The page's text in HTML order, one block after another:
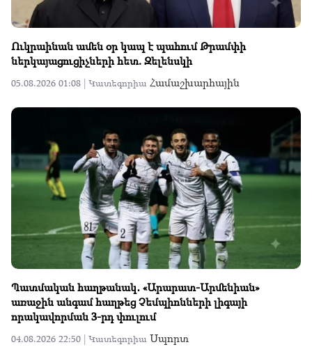
Ուկրաինան ամեն օր կապ է պահում Թրամփի
ներկայացուցիչների հետ. Զելենսկի
05.08.2026 01:08 | Կատեգորիա Համաշխարհային
Պատմական հաղթանակ․ «Արարատ-Արմենիան»
առաջին անգամ հաղթեց Չեմպիոնների լիգայի
որակավորման 3-րդ փուլում
04.08.2026 22:50 | Կատեգորիա Սպորտ